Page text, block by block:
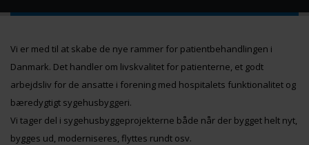
Vi er med til at skabe de nye rammer for patientbehandlingen i
Danmark. Det handler om livskvalitet for patienterne, et godt
arbejdsliv for de ansatte i forening med hospitalets funktionalitet og
bæredygtigt sygehusbyggeri.
Vi tager del i sygehusbyggeprojekterne både når der bygget helt nyt,
bygges ud, moderniseres, flyttes rundt osv.